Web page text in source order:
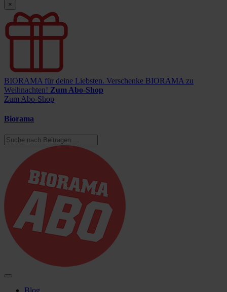
×
BIORAMA für deine Liebsten. Verschenke BIORAMA zu
Weihnachten! Zum Abo-Shop
Zum Abo-Shop
Biorama
Blog